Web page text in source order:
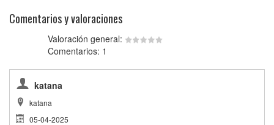
Comentarios y valoraciones
Valoración general:
Comentarios: 1
katana
katana
05-04-2025